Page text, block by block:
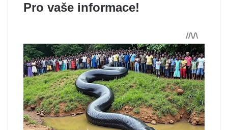
Pro vaše informace!